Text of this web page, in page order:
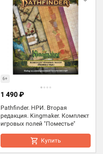
6+
Pathfinder. НРИ. Вторая
редакция. Kingmaker. Комплект
игровых полей "Поместье"
1 490 ₽
Купить